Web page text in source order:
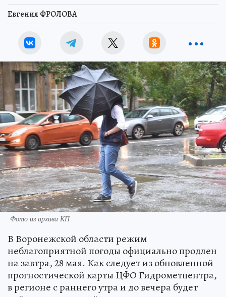
Евгения ФРОЛОВА
Фото из архива КП
В Воронежской области режим
неблагоприятной погоды официально продлен
на завтра, 28 мая. Как следует из обновленной
прогностической карты ЦФО Гидрометцентра,
в регионе с раннего утра и до вечера будет